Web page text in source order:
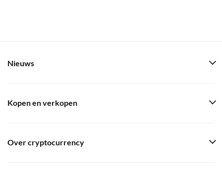
Nieuws
Kopen en verkopen
Over cryptocurrency